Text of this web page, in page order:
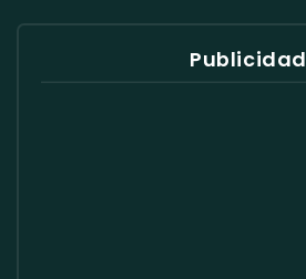
Publicidad